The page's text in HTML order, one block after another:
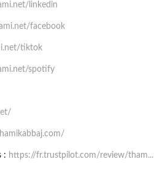
linkedin
facebook
tiktok
spotify
: https://fr.trustpilot.com/review/tham...